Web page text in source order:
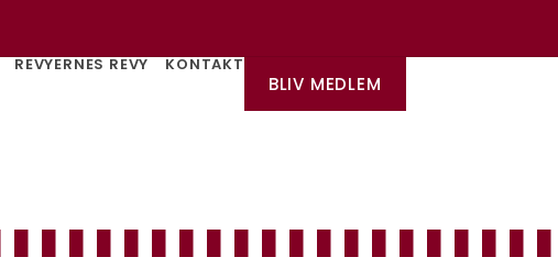
REVYERNES REVY KONTAKT
BLIV MEDLEM